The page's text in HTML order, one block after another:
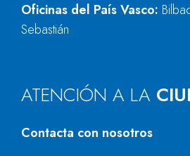
Oficinas del País Vasco:
Sebastián
ATENCIÓN A LA
Contacta con nosotros